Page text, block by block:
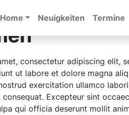
Home Neuigkeiten Termine
consectetur adipiscing elit,
ut labore et dolore magna
exercitation ullamco
Excepteur sint
qui officia deserunt mollit